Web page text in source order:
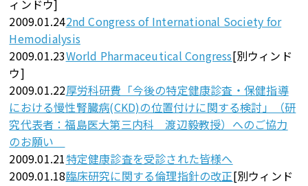
ィンドウ]
2009.01.242nd Congress of International Society for
Hemodialysis
2009.01.23World Pharmaceutical Congress[別ウィンド
ウ]
2009.01.22厚労科研費「今後の特定健康診査・保健指導
における慢性腎臓病(CKD)の位置付けに関する検討」（研
究代表者：福島医大第三内科 渡辺毅教授）へのご協力
のお願い
2009.01.21特定健康診査を受診された皆様へ
2009.01.18臨床研究に関する倫理指針の改正[別ウィンド